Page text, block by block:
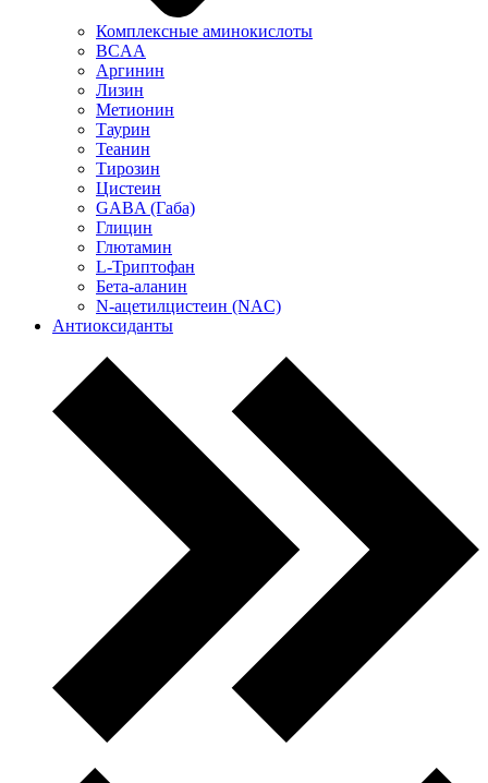
Комплексные аминокислоты
BCAA
Аргинин
Лизин
Метионин
Таурин
Теанин
Тирозин
Цистеин
GABA (Габа)
Глицин
Глютамин
L-Триптофан
Бета-аланин
N-ацетилцистеин (NAC)
Антиоксиданты